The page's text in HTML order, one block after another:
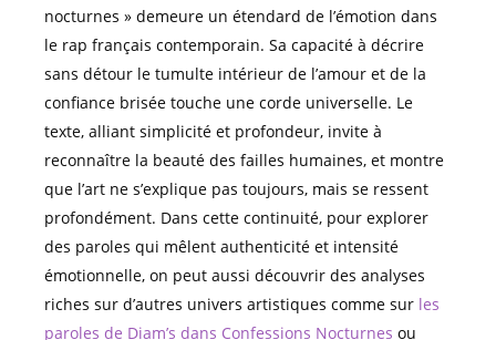
nocturnes » demeure un étendard de l’émotion dans
le rap français contemporain. Sa capacité à décrire
sans détour le tumulte intérieur de l’amour et de la
confiance brisée touche une corde universelle. Le
texte, alliant simplicité et profondeur, invite à
reconnaître la beauté des failles humaines, et montre
que l’art ne s’explique pas toujours, mais se ressent
profondément. Dans cette continuité, pour explorer
des paroles qui mêlent authenticité et intensité
émotionnelle, on peut aussi découvrir des analyses
riches sur d’autres univers artistiques comme sur les
paroles de Diam’s dans Confessions Nocturnes ou